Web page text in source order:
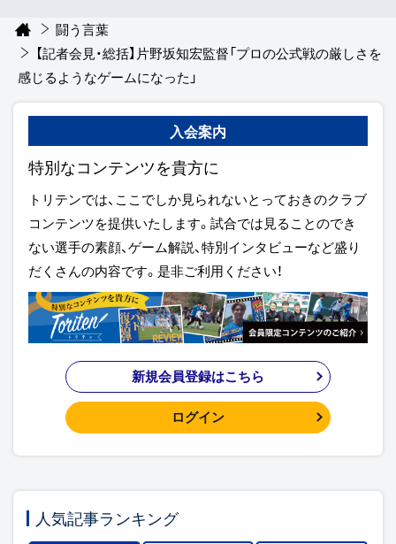
闘う言葉
【記者会見・総括】片野坂知宏監督「プロの公式戦の厳しさを
感じるようなゲームになった」
入会案内
特別なコンテンツを貴方に
トリテンでは、ここでしか見られないとっておきのクラブ
コンテンツを提供いたします。試合では見ることのでき
ない選手の素顔、ゲーム解説、特別インタビューなど盛り
だくさんの内容です。是非ご利用ください！
新規会員登録はこちら
ログイン
人気記事ランキング